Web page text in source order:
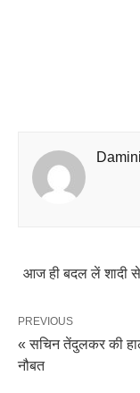
आज ही बदल लें शादी
PREVIOUS
« सचिन तेंदुलकर की
नौबत